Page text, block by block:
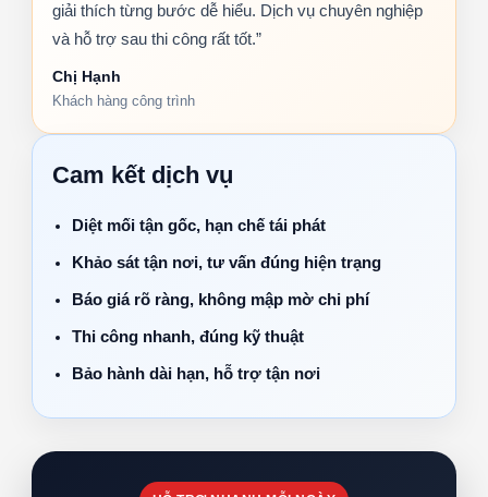
giải thích từng bước dễ hiểu. Dịch vụ chuyên nghiệp
và hỗ trợ sau thi công rất tốt.”
Chị Hạnh
Khách hàng công trình
Cam kết dịch vụ
Diệt mối tận gốc, hạn chế tái phát
Khảo sát tận nơi, tư vấn đúng hiện trạng
Báo giá rõ ràng, không mập mờ chi phí
Thi công nhanh, đúng kỹ thuật
Bảo hành dài hạn, hỗ trợ tận nơi